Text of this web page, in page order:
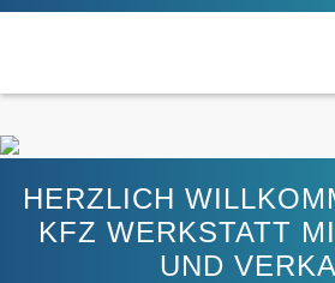
HERZLICH
KFZ WERKSTATT
UND